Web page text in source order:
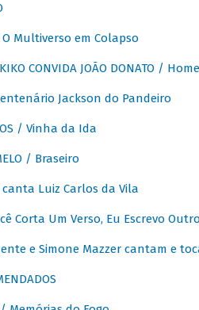
O Multiverso em Colapso
KIKO CONVIDA JOÃO DONATO /
Jackson do Pandeiro
/ Vinha da Ida
/ Braseiro
Luiz Carlos da Vila
Corta Um Verso, Eu Escrevo Outro
e Simone Mazzer cantam e